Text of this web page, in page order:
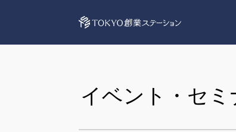
イベント・セミ